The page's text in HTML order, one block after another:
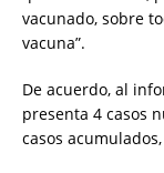
vacunado, sobre
vacuna”.
De acuerdo, al
presenta 4 casos
casos